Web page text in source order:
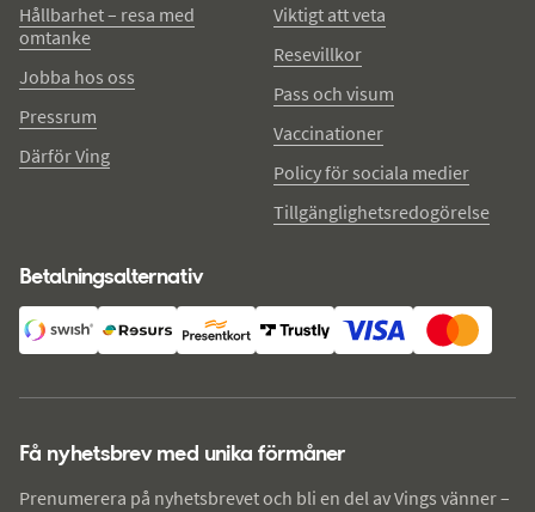
Hållbarhet – resa med
omtanke
Jobba hos oss
Pressrum
Därför Ving
Viktigt att veta
Resevillkor
Pass och visum
Vaccinationer
Policy för sociala medier
Tillgänglighetsredogörelse
Betalningsalternativ
Få nyhetsbrev med unika förmåner
Prenumerera på nyhetsbrevet och bli en del av Vings vänner –